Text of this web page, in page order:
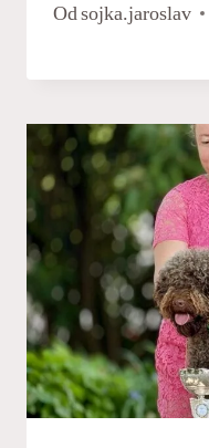
Od sojka.jaroslav